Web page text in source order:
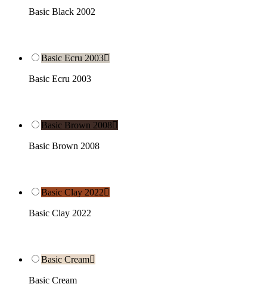
Basic Black 2002
Basic Ecru 2003
Basic Ecru 2003
Basic Brown 2008
Basic Brown 2008
Basic Clay 2022
Basic Clay 2022
Basic Cream
Basic Cream